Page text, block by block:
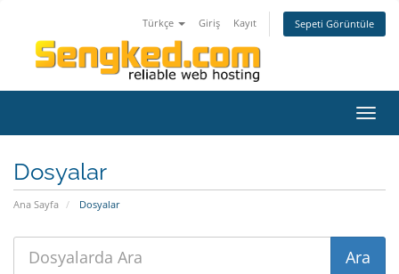
Türkçe Giriş Kayıt Sepeti Görüntüle
Dosyalar
Ana Sayfa Dosyalar